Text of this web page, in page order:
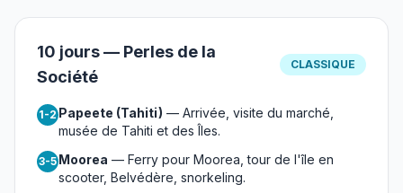
10 jours — Perles de la
Société
CLASSIQUE
1-2 Papeete (Tahiti) — Arrivée, visite du marché,
musée de Tahiti et des Îles.
3-5 Moorea — Ferry pour Moorea, tour de l'île en
scooter, Belvédère, snorkeling.